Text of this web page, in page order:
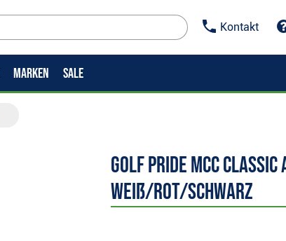
Kontakt
MARKEN SALE
Golf Pride MCC Classic
weiß/rot/schwarz